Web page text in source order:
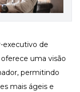
executivo de
uma visão
permitindo
mais ágeis e